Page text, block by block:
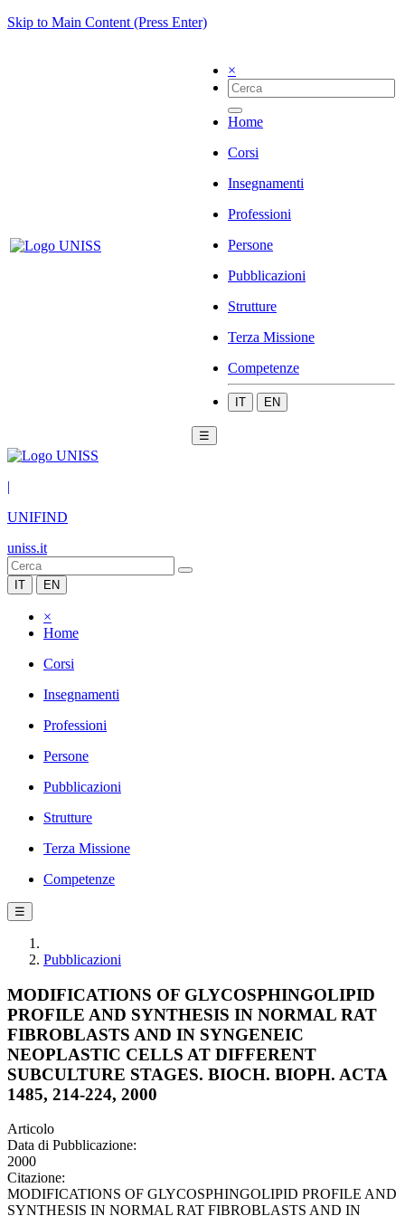
Skip to Main Content (Press Enter)
×
Home
Corsi
Insegnamenti
Professioni
Persone
Pubblicazioni
Strutture
Terza Missione
Competenze
IT EN
☰
|
UNIFIND
uniss.it
IT EN
×
Home
Corsi
Insegnamenti
Professioni
Persone
Pubblicazioni
Strutture
Terza Missione
Competenze
☰
Pubblicazioni
MODIFICATIONS OF GLYCOSPHINGOLIPID
PROFILE AND SYNTHESIS IN NORMAL RAT
FIBROBLASTS AND IN SYNGENEIC
NEOPLASTIC CELLS AT DIFFERENT
SUBCULTURE STAGES. BIOCH. BIOPH. ACTA
1485, 214-224, 2000
Articolo
Data di Pubblicazione:
2000
Citazione:
MODIFICATIONS OF GLYCOSPHINGOLIPID PROFILE AND
SYNTHESIS IN NORMAL RAT FIBROBLASTS AND IN